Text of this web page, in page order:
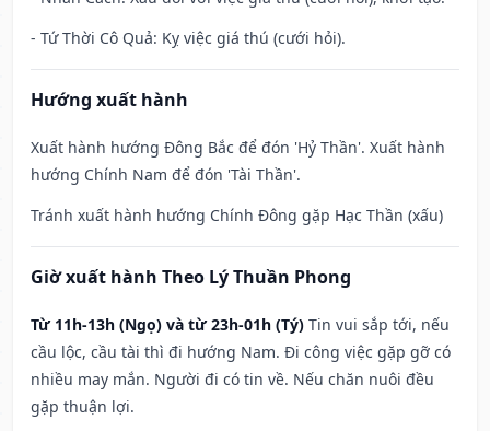
- Tứ Thời Cô Quả: Kỵ việc giá thú (cưới hỏi).
Hướng xuất hành
Xuất hành hướng Đông Bắc để đón 'Hỷ Thần'. Xuất hành
hướng Chính Nam để đón 'Tài Thần'.
Tránh xuất hành hướng Chính Đông gặp Hạc Thần (xấu)
Giờ xuất hành Theo Lý Thuần Phong
Từ 11h-13h (Ngọ) và từ 23h-01h (Tý) Tin vui sắp tới, nếu
cầu lộc, cầu tài thì đi hướng Nam. Đi công việc gặp gỡ có
nhiều may mắn. Người đi có tin về. Nếu chăn nuôi đều
gặp thuận lợi.